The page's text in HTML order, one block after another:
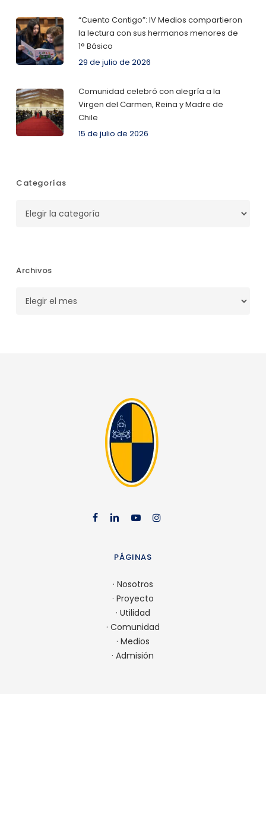
“Cuento Contigo”: IV Medios compartieron
la lectura con sus hermanos menores de
1° Básico
29 de julio de 2026
Comunidad celebró con alegría a la
Virgen del Carmen, Reina y Madre de
Chile
15 de julio de 2026
Categorías
Archivos
facebook
linkedin
youtube
PÁGINAS
· Nosotros
· Proyecto
· Utilidad
· Comunidad
· Medios
·Admisión